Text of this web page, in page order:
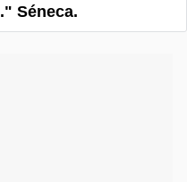
Séneca.